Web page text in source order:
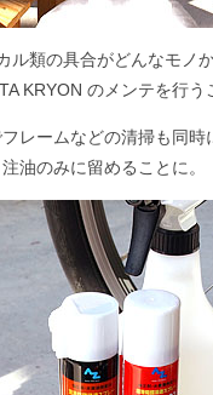
類の具合がどんなモノ
KRYON のメンテを行う
レームなどの清掃も同
油のみに留めることに。